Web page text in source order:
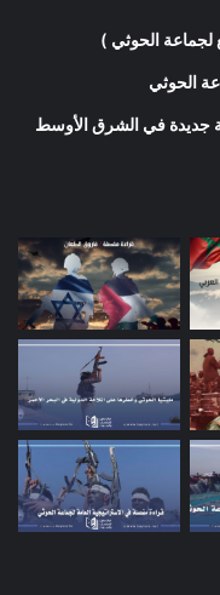
لجماعة الحوثي )
الحوثي
جديدة في الشرق الأوسط